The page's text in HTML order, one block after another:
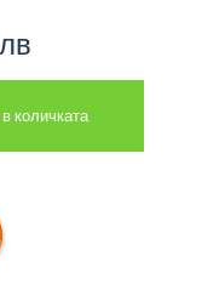
количката